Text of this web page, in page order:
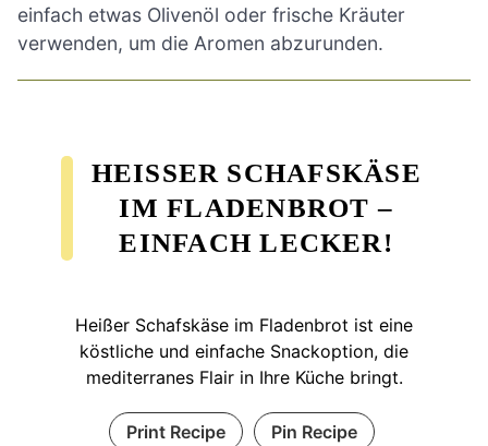
einfach etwas Olivenöl oder frische Kräuter
verwenden, um die Aromen abzurunden.
HEISSER SCHAFSKÄSE I
M FLADENBROT – E
INFACH LECKER!
Heißer Schafskäse im Fladenbrot ist eine
köstliche und einfache Snackoption, die
mediterranes Flair in Ihre Küche bringt.
Print Recipe Pin Recipe